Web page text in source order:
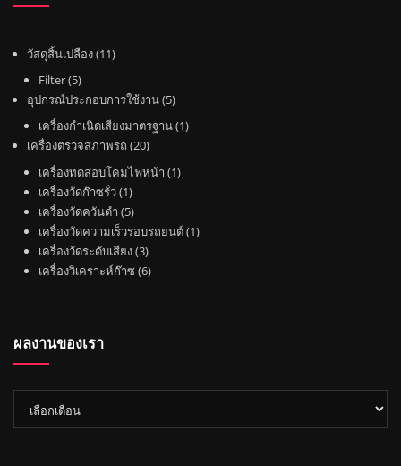
วัสดุสิ้นเปลือง 111
ค้
า
Filter 55
สิ
อุปกรณ์ประกอบการใช้งาน 55
สิ
า
เครื่องกำเนิดเสียงมาตรฐาน 11
เครื่องตรวจสภาพรถ 202
เครื่องทดสอบโคมไฟหน้า 11
ค้
เครื่องวัดก๊าซรั่ว 11
สิ
น
ค้
า
เครื่องวัดควันดำ 55
สิ
น
ค้
เครื่องวัดความเร็วรอบรถยนต์ 11
เครื่องวัดระดับเสียง 33
สิ
เครื่องวิเคราะห์ก๊าซ 66
ผลงานของเรา
งาน